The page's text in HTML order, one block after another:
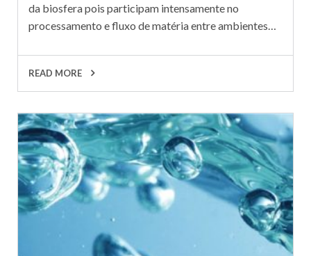
da biosfera pois participam intensamente no
processamento e fluxo de matéria entre ambientes…
READ MORE